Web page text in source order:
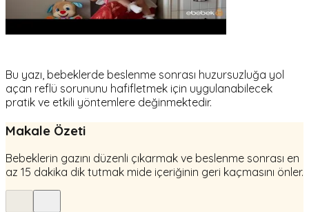
Bu yazı, bebeklerde beslenme sonrası huzursuzluğa yol
açan reflü sorununu hafifletmek için uygulanabilecek
pratik ve etkili yöntemlere değinmektedir.
Makale Özeti
Bebeklerin gazını düzenli çıkarmak ve beslenme sonrası en
az 15 dakika dik tutmak mide içeriğinin geri kaçmasını önler.